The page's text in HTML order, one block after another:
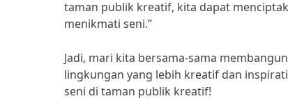
taman publik kreatif, kita dapat
menikmati seni.”
Jadi, mari kita bersama-sama
lingkungan yang lebih kreatif dan
seni di taman publik kreatif!